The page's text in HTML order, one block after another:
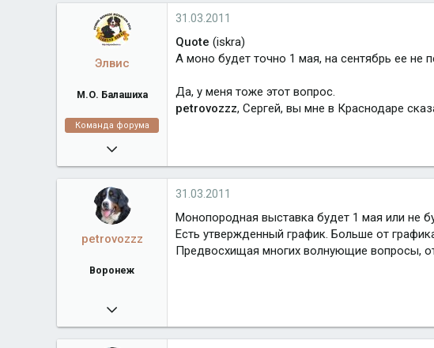
Город
Москва
Элвис
М.О. Балашиха
Команда форума
16.02.2008
38 918
Город
31.03.2011
Quote (iskra)
А моно будет точно 1 мая, на сентябрь ее не
Да, у меня тоже этот вопрос.
petrovozzz, Сергей, вы мне в Краснодаре
petrovozzz
Воронеж
06.06.2010
92
31.03.2011
Монопородная выставка будет 1 мая или не
Есть утвержденный график. Больше от
Предвосхищая многих волнующие вопросы,